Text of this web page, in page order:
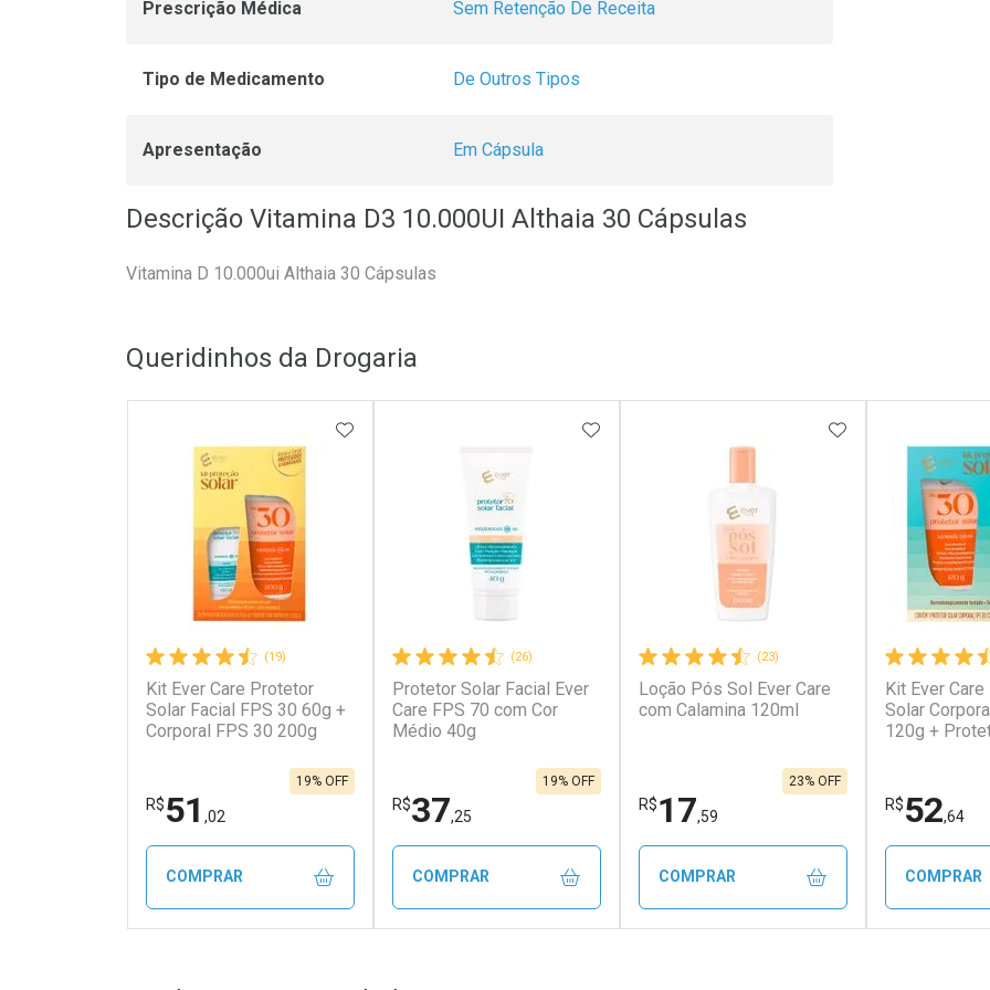
Prescrição Médica Sem Retenção De Receita
Tipo de Medicamento De Outros Tipos
Apresentação Em Cápsula
Descrição Vitamina D3 10.000UI Althaia 30 Cápsulas
Vitamina D 10.000ui Althaia 30 Cápsulas
Queridinhos da Drogaria
(19)
Kit Ever Care Protetor
Solar Facial FPS 30 60g +
Corporal FPS 30 200g
R$51 ,02
19% OFF
ADICIONAR AOS FAVORITOS
COMPRAR
(26)
Protetor Solar Facial Ever
Care FPS 70 com Cor
Médio 40g
R$37,25
19% OFF
ADICIONAR AOS FAVORITOS
COMPRAR
(23)
Loção Pós Sol Ever Care
com Calamina 120ml
R$17,59
23% OFF
ADICIONAR AOS
COMPRAR
Kit Ever
Solar
120g +
R$52,64
COMPRAR